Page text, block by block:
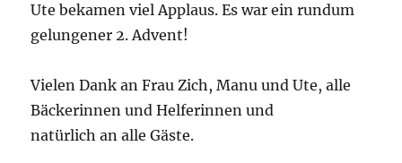
Ute bekamen viel Applaus. Es war ein rundum
gelungener 2. Advent!
Vielen Dank an Frau Zich, Manu und Ute, alle
Bäckerinnen und Helferinnen und
natürlich an alle Gäste.